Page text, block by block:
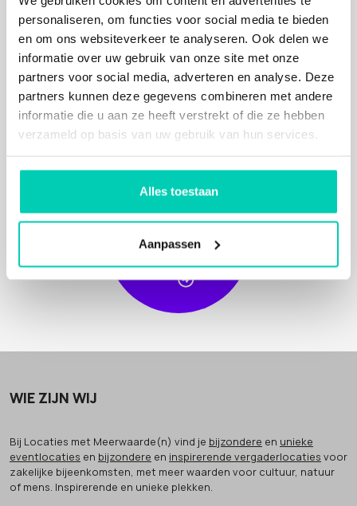
personaliseren, om functies voor social media te bieden
en om ons websiteverkeer te analyseren. Ook delen we
informatie over uw gebruik van onze site met onze
partners voor social media, adverteren en analyse. Deze
partners kunnen deze gegevens combineren met andere
informatie die u aan ze heeft verstrekt of die ze hebben
verzameld op basis van uw gebruik van hun services.
Alles toestaan
Aanpassen
BIJ
MEER
DERE
L
O
CA
TIE
S
I
NF
OR
MA
TIE
OPVRA
GE
N
WIE ZIJN WIJ
Bij Locaties met Meerwaarde(n) vind je bijzondere en unieke
eventlocaties en bijzondere en inspirerende vergaderlocaties voor
zakelijke bijeenkomsten, met meer waarden voor cultuur, natuur
of mens. Inspirerende en unieke plekken.